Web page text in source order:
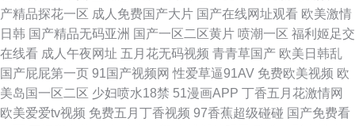
产精品探花一区 成人免费国产大片 国产在线网址观看 欧美激情
日韩 国产精品无码亚洲 国产一区二区黄片 喷潮一区 福利姬足交
在线看 成人午夜网址 五月花无码视频 青青草国产 欧美日韩乱
国产屁屁第一页 91国产视频网 性爱草逼91AV 免费欧美视频 欧
美岛国一区二区 少妇喷水18禁 51漫画APP 丁香五月花激情网
欧美爱爱tv视频 免费五月丁香视频 97香蕉超级碰碰 国产免费看